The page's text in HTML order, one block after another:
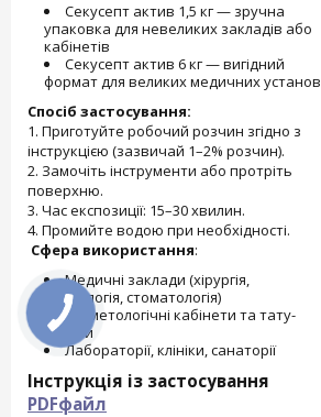
Секусепт актив 1,5 кг — зручна
упаковка для невеликих закладів або
кабінетів
Секусепт актив 6 кг — вигідний
формат для великих медичних установ
Спосіб застосування:
1. Приготуйте робочий розчин згідно з
інструкцією (зазвичай 1–2% розчин).
2. Замочіть інструменти або протріть
поверхню.
3. Час експозиції: 15–30 хвилин.
4. Промийте водою при необхідності.
Сфера використання:
Медичні заклади (хірургія,
гінекологія, стоматологія)
Косметологічні кабінети та тату-
салони
Лабораторії, клініки, санаторії
Інструкція із застосування
PDFфайл